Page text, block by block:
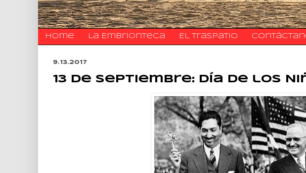
Home La Embrionteca El traspatio
9.13.2017
13 de septiembre: Día de los